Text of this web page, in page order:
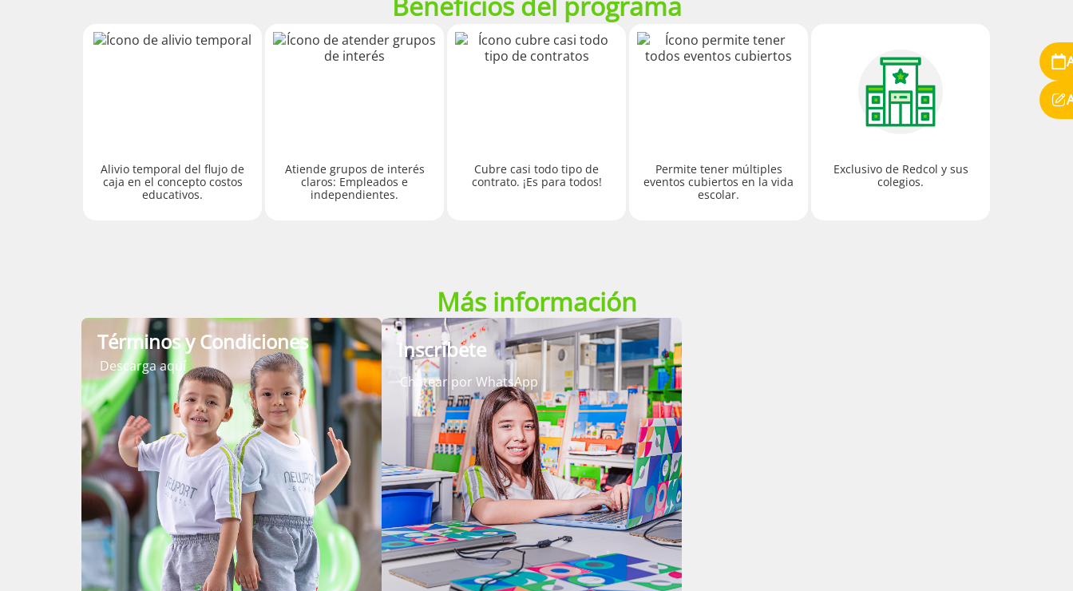
Alivio temporal del flujo de
caja en el concepto costos
educativos.
Atiende grupos de interés
claros: Empleados e
independientes.
Cubre casi todo tipo de
contrato. ¡Es para todos!
Permite tener múltiples
eventos cubiertos en la vida
escolar.
Exclusivo de Redcol y sus
colegios.
Más información
Términos y Condiciones
Descarga aquí
Inscríbete
Chatear por WhatsApp